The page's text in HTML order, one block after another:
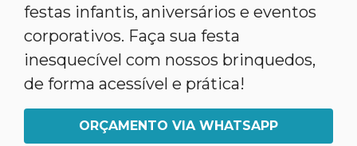
festas infantis, aniversários e eventos
corporativos. Faça sua festa
inesquecível com nossos brinquedos,
de forma acessível e prática!
ORÇAMENTO VIA WHATSAPP